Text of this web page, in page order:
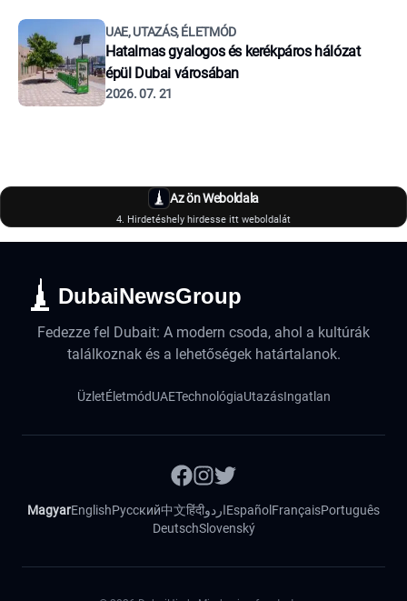
UAE, UTAZÁS, ÉLETMÓD
Hatalmas gyalogos és kerékpáros hálózat
épül Dubai városában
2026. 07. 21
Az ön Weboldala
4. Hirdetéshely hirdesse itt weboldalát
DubaiNewsGroup
Fedezze fel Dubait: A modern csoda, ahol a kultúrák
találkoznak és a lehetőségek határtalanok.
ÜzletÉletmódUAETechnológiaUtazásIngatlan
MagyarEnglishРусский中文हिंदीاردوEspañol FrançaisPortuguês
DeutschSlovenský